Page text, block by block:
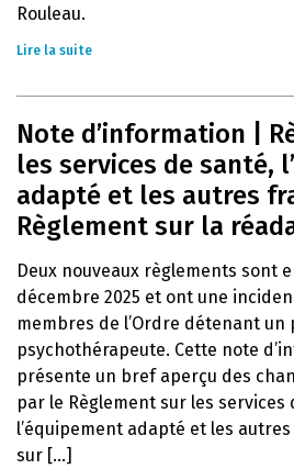
Rouleau.
Lire la suite
Note d’information |
les services de santé,
adapté et les autres
Règlement sur la
Deux nouveaux règlements sont
décembre 2025 et ont une
membres de l’Ordre détenant un
psychothérapeute. Cette note
présente un bref aperçu des
par le Règlement sur les services
l’équipement adapté et les
sur [...]